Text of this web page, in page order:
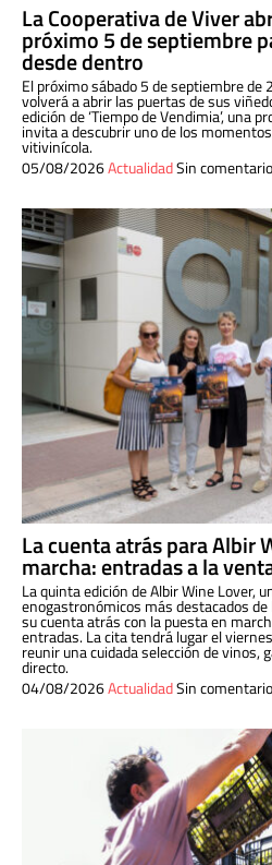
La Cooperativa de Viver
próximo 5 de septiembre
desde dentro
El próximo sábado 5 de septiembre de
volverá a abrir las puertas de sus
edición de ‘Tiempo de Vendimia’, una
invita a descubrir uno de los
vitivinícola.
05/08/2026ActualidadSin
La cuenta atrás para Albir
marcha: entradas a la
La quinta edición de Albir Wine Lover,
enogastronómicos más destacados
su cuenta atrás con la puesta en
entradas. La cita tendrá lugar el
reunir una cuidada selección de vinos,
directo.
04/08/2026ActualidadSin